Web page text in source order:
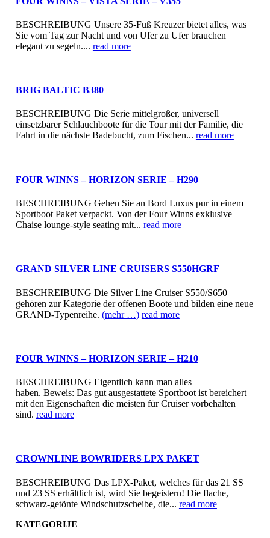
BESCHREIBUNG Unsere 35-Fuß Kreuzer bietet alles, was
Sie vom Tag zur Nacht und von Ufer zu Ufer brauchen
elegant zu segeln.... read more
BRIG BALTIC B380
BESCHREIBUNG Die Serie mittelgroßer, universell
einsetzbarer Schlauchboote für die Tour mit der Familie, die
Fahrt in die nächste Badebucht, zum Fischen... read more
FOUR WINNS – HORIZON SERIE – H290
BESCHREIBUNG Gehen Sie an Bord Luxus pur in einem
Sportboot Paket verpackt. Von der Four Winns exklusive
Chaise lounge-style seating mit... read more
GRAND SILVER LINE CRUISERS S550HGRF
BESCHREIBUNG Die Silver Line Cruiser S550/S650
gehören zur Kategorie der offenen Boote und bilden eine neue
GRAND-Typenreihe. (mehr …) read more
FOUR WINNS – HORIZON SERIE – H210
BESCHREIBUNG Eigentlich kann man alles
haben. Beweis: Das gut ausgestattete Sportboot ist bereichert
mit den Eigenschaften die meisten für Cruiser vorbehalten
sind. read more
CROWNLINE BOWRIDERS LPX PAKET
BESCHREIBUNG Das LPX-Paket, welches für das 21 SS
und 23 SS erhältlich ist, wird Sie begeistern! Die flache,
schwarz-getönte Windschutzscheibe, die... read more
KATEGORIJE